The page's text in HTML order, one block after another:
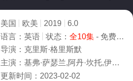
美国 欧美 2019
6.0
语言： 英语 状态： 全10集- 免费在线观看
导演： 克里斯·格里斯默
主演： 基弗·萨瑟兰,阿丹·坎托,伊塔莉·里奇,卡尔·潘,李美琪,安东尼·爱德华兹,罗伦·荷莉,麦肯娜·格瑞丝,埃伦娜·托瓦
更新时间： 2023-02-02